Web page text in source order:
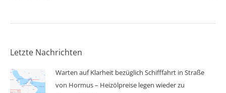
Letzte Nachrichten
Warten auf Klarheit bezüglich Schifffahrt in Straße
von Hormus – Heizölpreise legen wieder zu